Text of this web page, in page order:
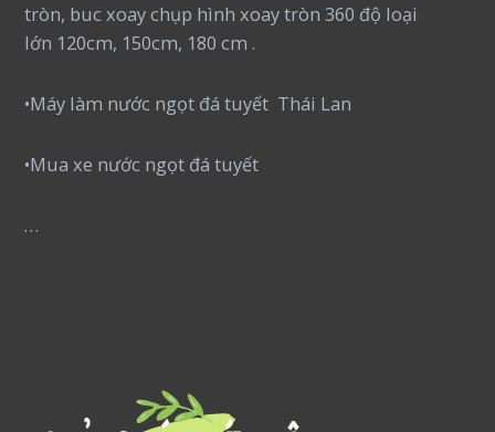
tròn, buc xoay chụp hình xoay tròn 360 độ loại
lớn 120cm, 150cm, 180 cm .
•Máy làm nước ngọt đá tuyết Thái Lan
•Mua xe nước ngọt đá tuyết
…